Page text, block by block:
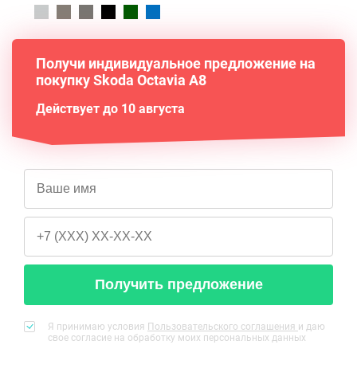
Получи индивидуальное предложение на
покупку Skoda Octavia A8
Действует до 10 августа
Получить предложение
Я принимаю условия Пользовательского соглашения и даю
свое согласие на обработку моих персональных данных